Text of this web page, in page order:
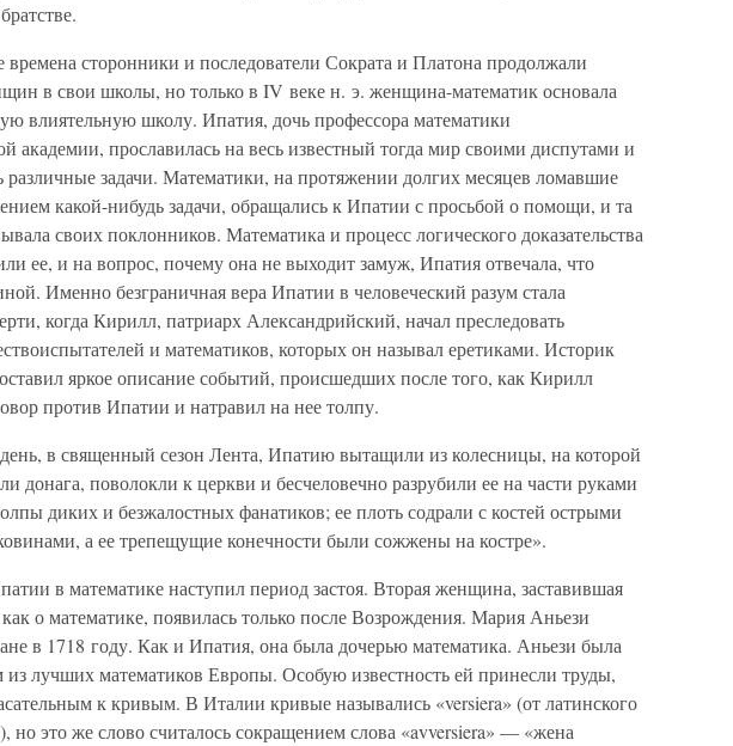
времена сторонники и последователи Сократа и Платона продолжали
в свои школы, но только в IV веке н. э. женщина-математик основала
влиятельную школу. Ипатия, дочь профессора математики
академии, прославилась на весь известный тогда мир своими диспутами и
задачи. Математики, на протяжении долгих месяцев ломавшие
какой-нибудь задачи, обращались к Ипатии с просьбой о помощи, и та
своих поклонников. Математика и процесс логического доказательства
ее, и на вопрос, почему она не выходит замуж, Ипатия отвечала, что
Именно безграничная вера Ипатии в человеческий разум стала
когда Кирилл, патриарх Александрийский, начал преследовать
и математиков, которых он называл еретиками. Историк
яркое описание событий, происшедших после того, как Кирилл
против Ипатии и натравил на нее толпу.
в священный сезон Лента, Ипатию вытащили из колесницы, на которой
донага, поволокли к церкви и бесчеловечно разрубили ее на части руками
диких и безжалостных фанатиков; ее плоть содрали с костей острыми
а ее трепещущие конечности были сожжены на костре».
в математике наступил период застоя. Вторая женщина, заставившая
как о математике, появилась только после Возрождения. Мария Аньези
в 1718 году. Как и Ипатия, она была дочерью математика. Аньези была
лучших математиков Европы. Особую известность ей принесли труды,
к кривым. В Италии кривые назывались «versiera» (от латинского
но это же слово считалось сокращением слова «avversiera» — «жена